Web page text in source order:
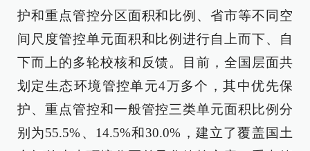
护和重点管控分区面积和比例、省市等不同空
间尺度管控单元面积和比例进行自上而下、自
下而上的多轮校核和反馈。目前，全国层面共
划定生态环境管控单元4万多个，其中优先保
护、重点管控和一般管控三类单元面积比例分
别为55.5%、14.5%和30.0%，建立了覆盖国土